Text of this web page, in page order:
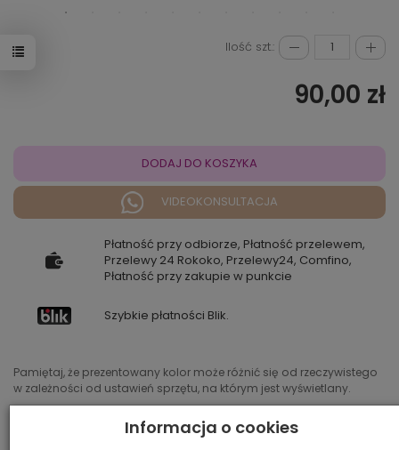
Ilość szt.:
90,00 zł
DODAJ DO KOSZYKA
VIDEOKONSULTACJA
Płatność przy odbiorze, Płatność przelewem,
Przelewy 24 Rokoko, Przelewy24, Comfino,
Płatność przy zakupie w punkcie
Szybkie płatności Blik.
Pamiętaj, że prezentowany kolor może różnić się od rzeczywistego
w zależności od ustawień sprzętu, na którym jest wyświetlany.
Raty 0% Zwrot
Informacja o cookies